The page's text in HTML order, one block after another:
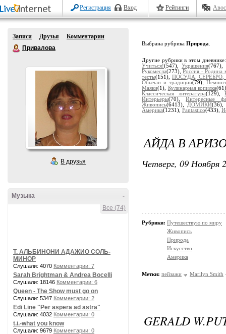
Регистрация Вход Рейтинги
Записи Друзья
Комментарии
Привалова
В друзья
-
Музыка
Все (74)
Т. АЛЬБИНОНИ АДАЖИО СОЛЬ-
МИНОР
Слушали: 4070 Комментарии: 7
Sarah Brightman & Andrea Bocelli
Слушали: 18146 Комментарии: 6
Queen - The Show must go on
Слушали: 5347 Комментарии: 2
Edi Line "Per aspera ad astra"
Слушали: 4032 Комментарии: 0
t.i.-what you know
Слушали: 9679 Комментарии: 0
Выбрана рубрика Природа
Другие рубрики в этом
Учиться!(547),Украшения(767),
Рукомесла(273),Россия - Родина
тесты(151),ПОСУДА, СЕРЕБРО,
Обычаи и традиции(79),
Маяки(1), Кулинарная копилка
Классическая литература(129),
Интерьеры(70),Интересные
Живопись(6413), ДОМИКИ
Америка(1231), Fantastico(433),
АЙДА В
Четверг, 09 Ноября
Рубрики: Путешествую по миру
Живопись
Природа
Искусство
Америка
Метки: пейзажи Marilyn Smith
GERALD